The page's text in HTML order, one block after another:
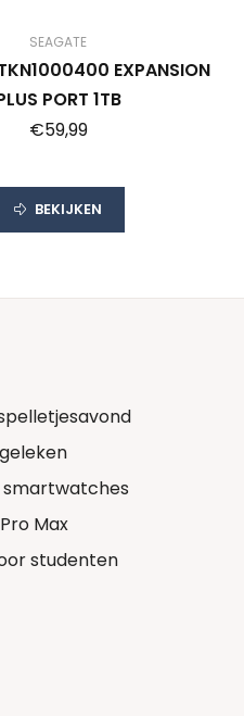
SEAGATE
EXPANSION
PORT 1TB
€59,99
BEKIJKEN
smartwatches
Max
studenten